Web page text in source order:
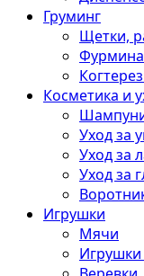
Груминг
Щетки,
Косметика и
Уход за
Уход за
Уход за
Игрушки
Мячи
Игрушки